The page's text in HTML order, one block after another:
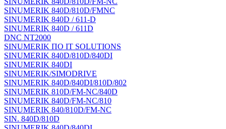
SINUMERIK 840D/810D/FMNC
SINUMERIK 840D / 611-D
SINUMERIK 840D / 611D
DNC NT2000
SINUMERIK ПО IT SOLUTIONS
SINUMERIK 840D/810D/840DI
SINUMERIK 840DI
SINUMERIK/SIMODRIVE
SINUMERIK 840D/840DI/810D/802
SINUMERIK 810D/FM-NC/840D
SINUMERIK 840D/FM-NC/810
SINUMERIK 840/810D/FM-NC
SIN. 840D/810D